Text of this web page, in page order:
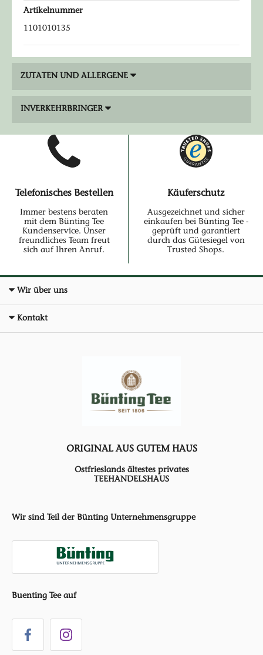
Artikelnummer
1101010135
ZUTATEN UND ALLERGENE
INVERKEHRBRINGER
Telefonisches Bestellen
Immer bestens beraten
mit dem Bünting Tee
Kundenservice. Unser
freundliches Team freut
sich auf Ihren Anruf.
Käuferschutz
Ausgezeichnet und sicher
einkaufen bei Bünting Tee -
geprüft und garantiert
durch das Gütesiegel von
Trusted Shops.
Wir über uns
Kontakt
ORIGINAL AUS GUTEM HAUS
Ostfrieslands ältestes privates
TEEHANDELSHAUS
Wir sind Teil der Bünting Unternehmensgruppe
Buenting Tee auf